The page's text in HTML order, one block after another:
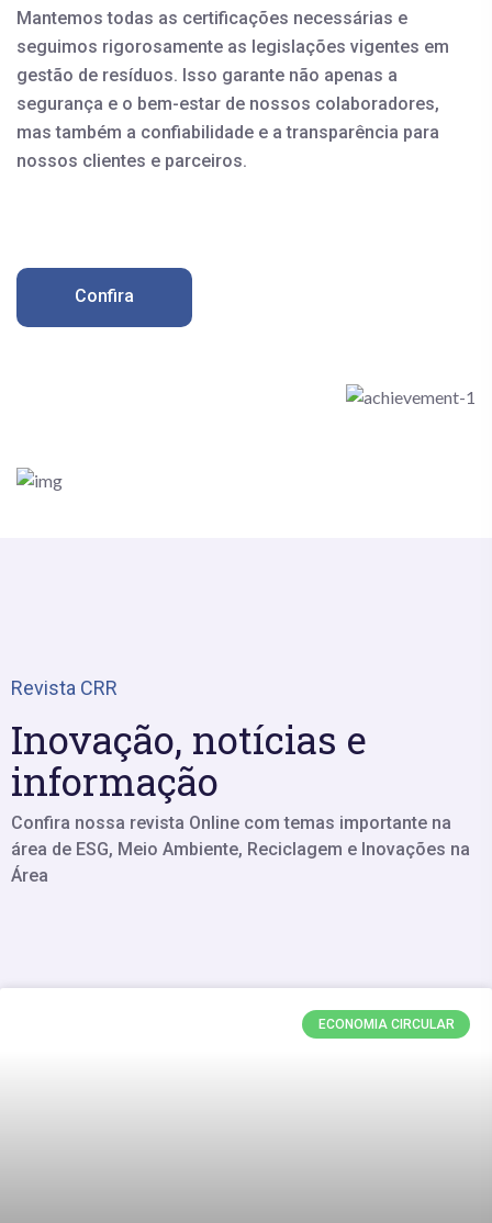
Mantemos todas as certificações necessárias e
seguimos rigorosamente as legislações vigentes em
gestão de resíduos. Isso garante não apenas a
segurança e o bem-estar de nossos colaboradores,
mas também a confiabilidade e a transparência para
nossos clientes e parceiros.
Confira
Revista CRR
Inovação, notícias e
informação
Confira nossa revista Online com temas importante na
área de ESG, Meio Ambiente, Reciclagem e Inovações na
Área
ECONOMIA CIRCULAR